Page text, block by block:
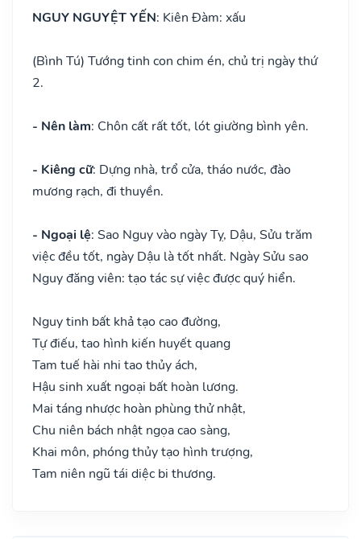
NGUY NGUYỆT YẾN: Kiên Đàm: xấu
(Bình Tú) Tướng tinh con chim én, chủ trị ngày thứ
2.
- Nên làm: Chôn cất rất tốt, lót giường bình yên.
- Kiêng cữ: Dựng nhà, trổ cửa, tháo nước, đào
mương rạch, đi thuyền.
- Ngoại lệ: Sao Nguy vào ngày Tỵ, Dậu, Sửu trăm
việc đều tốt, ngày Dậu là tốt nhất. Ngày Sửu sao
Nguy đăng viên: tạo tác sự việc được quý hiển.
Nguy tinh bất khả tạo cao đường,
Tự điếu, tao hình kiến huyết quang
Tam tuế hài nhi tao thủy ách,
Hậu sinh xuất ngoại bất hoàn lương.
Mai táng nhược hoàn phùng thử nhật,
Chu niên bách nhật ngọa cao sàng,
Khai môn, phóng thủy tạo hình trượng,
Tam niên ngũ tái diệc bi thương.